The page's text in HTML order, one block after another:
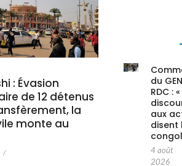
: Évasion
de 12 détenus
la
monte au
/
du
RDC :
aux
disent
4 août
2026